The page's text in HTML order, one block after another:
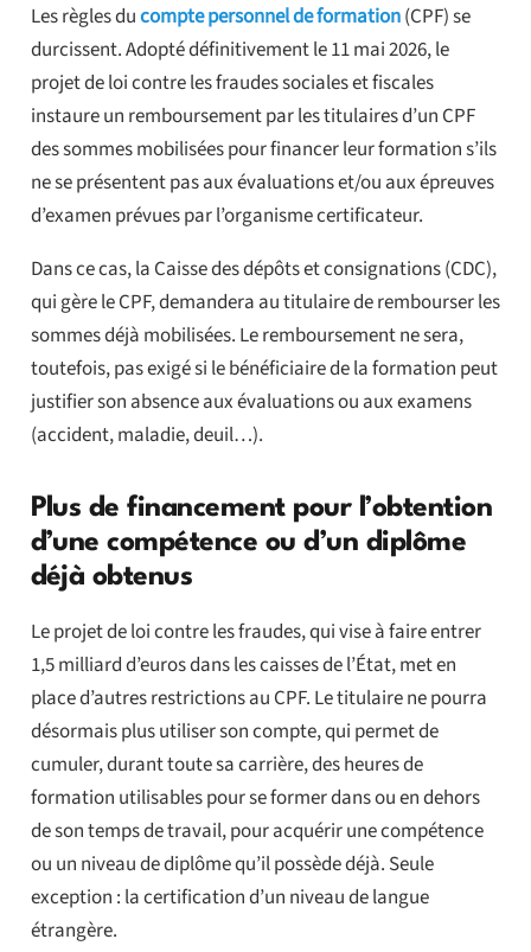
Les règles ducompte personnel de formation(CPF) se
durcissent. Adopté définitivement le 11 mai 2026, le
projet de loi contre les fraudes sociales et fiscales
instaure un remboursement par les titulaires d’un CPF
des sommes mobilisées pour financer leur formation s’ils
ne se présentent pas aux évaluations et/ou aux épreuves
d’examen prévues par l’organisme certificateur.
Dans ce cas, la Caisse des dépôts et consignations (CDC),
qui gère le CPF, demandera au titulaire de rembourser les
sommes déjà mobilisées. Le remboursement ne sera,
toutefois, pas exigé si le bénéficiaire de la formation peut
justifier son absence aux évaluations ou aux examens
(accident, maladie, deuil…).
Plus de financement pour l’obtention
d’une compétence ou d’un diplôme
déjà obtenus
Le projet de loi contre les fraudes, qui vise à faire entrer
1,5 milliard d’euros dans les caisses de l’État, met en
place d’autres restrictions au CPF. Le titulaire ne pourra
désormais plus utiliser son compte, qui permet de
cumuler, durant toute sa carrière, des heures de
formation utilisables pour se former dans ou en dehors
de son temps de travail, pour acquérir une compétence
ou un niveau de diplôme qu’il possède déjà. Seule
exception : la certification d’un niveau de langue
étrangère.